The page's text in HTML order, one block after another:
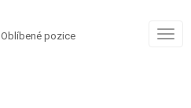
Oblíbené pozice